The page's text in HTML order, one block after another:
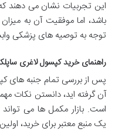
این تجربیات نشان می دهند
باشد، اما موفقیت آن به
توجه به توصیه های پزشکی
راهنمای خرید کپسول لاغری
پس از بررسی تمام جنبه های
آن گرفته اید، دانستن نکات
است. بازار مکمل ها می
یک منبع معتبر برای خرید،